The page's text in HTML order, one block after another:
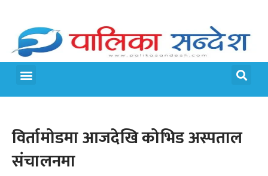
विर्तामोडमा आजदेखि कोभिड अस्पताल
संचालनमा